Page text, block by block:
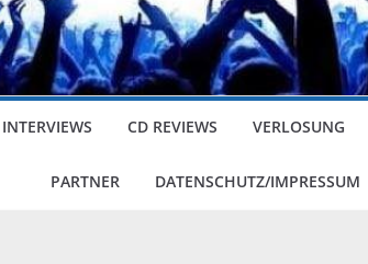
INTERVIEWS CD REVIEWS VERLOSUNG
PARTNER DATENSCHUTZ/IMPRESSUM